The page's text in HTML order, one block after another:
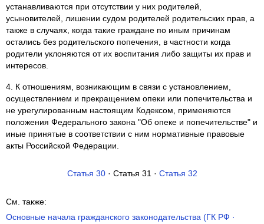
устанавливаются при отсутствии у них родителей,
усыновителей, лишении судом родителей родительских прав, а
также в случаях, когда такие граждане по иным причинам
остались без родительского попечения, в частности когда
родители уклоняются от их воспитания либо защиты их прав и
интересов.
4. К отношениям, возникающим в связи с установлением,
осуществлением и прекращением опеки или попечительства и
не урегулированным настоящим Кодексом, применяются
положения Федерального закона "Об опеке и попечительстве" и
иные принятые в соответствии с ним нормативные правовые
акты Российской Федерации.
Статья 30· Статья 31 · Статья 32
См. также:
Основные начала гражданского законодательства (ГК РФ ·